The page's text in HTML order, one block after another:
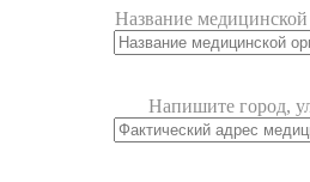
Название
Напишите город,